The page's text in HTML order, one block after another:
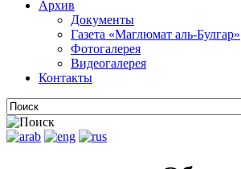
Архив
Документы
Газета «Маглюмат аль-Булгар»
Фотогалерея
Видеогалерея
Контакты